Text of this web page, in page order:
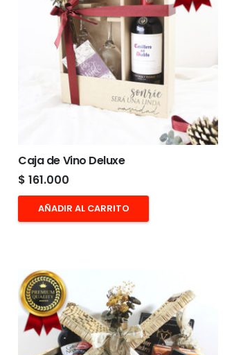
Caja de Vino Deluxe
$ 161.000
AÑADIR AL CARRITO